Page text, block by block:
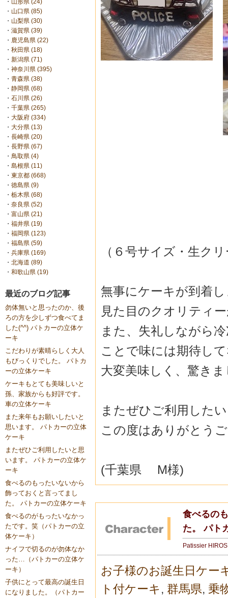
・ 山形県 (24)
・ 山口県 (85)
・ 山梨県 (30)
・ 滋賀県 (39)
・ 鹿児島県 (22)
・ 秋田県 (18)
・ 新潟県 (71)
・ 神奈川県 (395)
・ 青森県 (38)
・ 静岡県 (68)
・ 石川県 (26)
・ 千葉県 (265)
・ 大阪府 (334)
・ 大分県 (13)
・ 長崎県 (20)
・ 長野県 (67)
・ 鳥取県 (4)
・ 島根県 (11)
・ 東京都 (668)
・ 徳島県 (9)
・ 栃木県 (68)
・ 奈良県 (52)
・ 富山県 (21)
・ 福井県 (19)
・ 福岡県 (123)
・ 福島県 (59)
・ 兵庫県 (169)
・ 北海道 (89)
・ 和歌山県 (19)
最近のブログ記事
勿体無いと思ったのか、後
ろの方を少しずつ食べてま
した(^^) パトカーの立体ケ
ーキ
こだわりが素晴らしく大人
もびっくりでした。 パトカ
ーの立体ケーキ
ケーキもとても美味しいと
孫、家族からも好評です。
車の立体ケーキ
また来年もお願いしたいと
思います。 パトカーの立体
ケーキ
またぜひご利用したいと思
います。 パトカーの立体ケ
ーキ
食べるのもったいないから
飾っておくと言ってまし
た。 パトカーの立体ケーキ
食べるのがもったいなかっ
たです。笑（パトカーの立
体ケーキ）
ナイフで切るのが勿体なか
った…（パトカーの立体ケ
ーキ）
子供にとって最高の誕生日
になりました。（パトカー
（６号サイズ・生ク
無事にケーキが到着
見た目のクオリティ
また、失礼しながら
ことで味には期待し
大変美味しく、驚き
またぜひご利用した
この度はありがとう
(千葉県 M様)
食べるの
た。 パト
Patissier
お子様のお誕生日ケー
ト付ケーキ , 群馬県, 乗